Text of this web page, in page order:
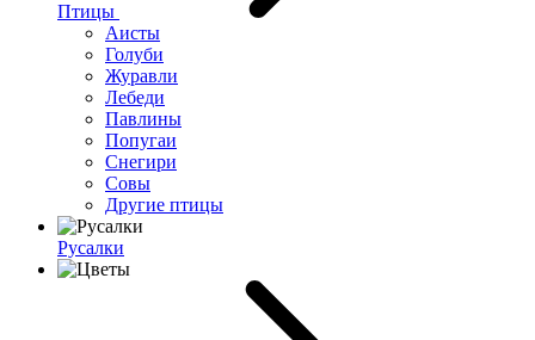
Птицы
Аисты
Голуби
Журавли
Лебеди
Павлины
Попугаи
Снегири
Совы
Другие птицы
Русалки